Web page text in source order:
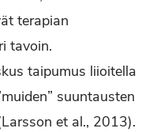
terapian
tavoin.
taipumus liioitella
suuntausten
et al., 2013).